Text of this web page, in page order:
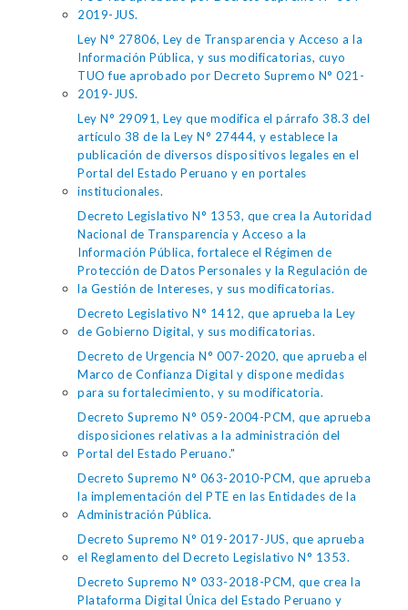
2019-JUS.
Ley N° 27806, Ley de Transparencia y Acceso a la
Información Pública, y sus modificatorias, cuyo
TUO fue aprobado por Decreto Supremo N° 021-
2019-JUS.
Ley N° 29091, Ley que modifica el párrafo 38.3 del
artículo 38 de la Ley N° 27444, y establece la
publicación de diversos dispositivos legales en el
Portal del Estado Peruano y en portales
institucionales.
Decreto Legislativo N° 1353, que crea la Autoridad
Nacional de Transparencia y Acceso a la
Información Pública, fortalece el Régimen de
Protección de Datos Personales y la Regulación de
la Gestión de Intereses, y sus modificatorias.
Decreto Legislativo N° 1412, que aprueba la Ley
de Gobierno Digital, y sus modificatorias.
Decreto de Urgencia N° 007-2020, que aprueba el
Marco de Confianza Digital y dispone medidas
para su fortalecimiento, y su modificatoria.
Decreto Supremo N° 059-2004-PCM, que aprueba
disposiciones relativas a la administración del
Portal del Estado Peruano."
Decreto Supremo N° 063-2010-PCM, que aprueba
la implementación del PTE en las Entidades de la
Administración Pública.
Decreto Supremo N° 019-2017-JUS, que aprueba
el Reglamento del Decreto Legislativo N° 1353.
Decreto Supremo N° 033-2018-PCM, que crea la
Plataforma Digital Única del Estado Peruano y